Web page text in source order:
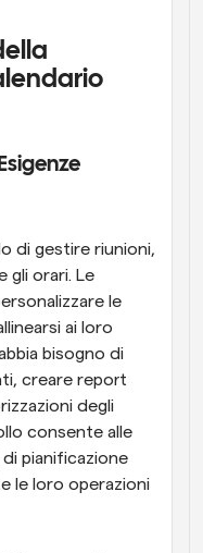
di gestire riunioni,
gli orari. Le
le
ai loro
bisogno di
creare report
degli
consente alle
pianificazione
le loro operazioni